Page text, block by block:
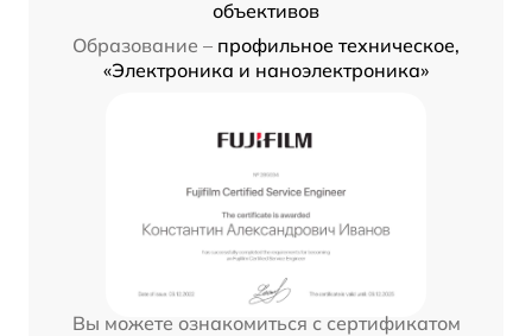
объективов
Образование – профильное техническое,
«Электроника и наноэлектроника»
Вы можете ознакомиться с сертификатом